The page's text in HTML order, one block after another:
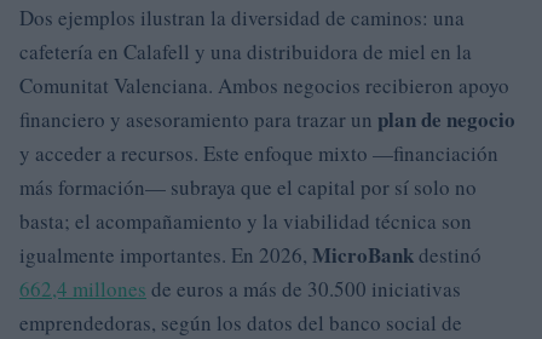
Dos ejemplos ilustran la diversidad de caminos: una
cafetería en Calafell y una distribuidora de miel en la
Comunitat Valenciana. Ambos negocios recibieron apoyo
financiero y asesoramiento para trazar un plan de negocio
y acceder a recursos. Este enfoque mixto —financiación
más formación— subraya que el capital por sí solo no
basta; el acompañamiento y la viabilidad técnica son
igualmente importantes. En 2026, MicroBankdestinó
662,4 millones de euros a más de 30.500 iniciativas
emprendedoras, según los datos del banco social de